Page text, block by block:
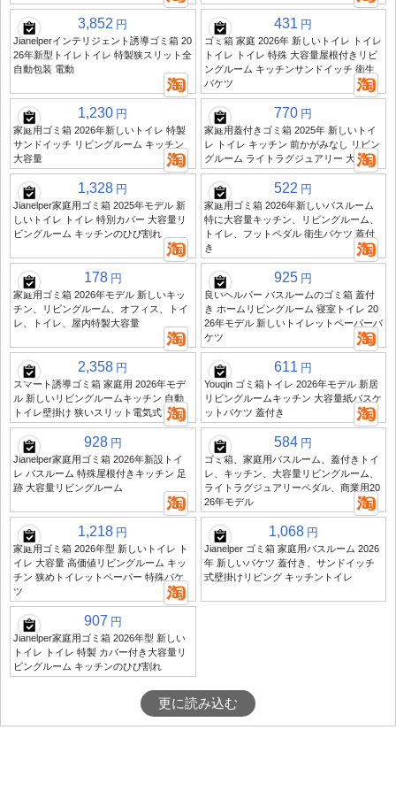
3,852 円
Jiahelperインテリジェント誘導ゴミ箱 20
26年新型トイレトイレ 特製狭スリット全
自動包装 電動
431 円
ゴミ箱 家庭 2026年 新しいトイレ トイレ
トイレ トイレ 特殊 大容量屋根付きリビ
ングルーム キッチンサンドイッチ 衛生
バケツ
1,230 円
家庭用ゴミ箱 2026年新しいトイレ 特製
サンドイッチ リビングルーム キッチン
大容量
770 円
家庭用蓋付きゴミ箱 2025年 新しいトイ
レ トイレ キッチン 前かがみなし リビン
グルーム ライトラグジュアリー 大容量
1,328 円
Jiahelper家庭用ゴミ箱 2025年モデル 新
しいトイレ トイレ 特別カバー 大容量リ
ビングルーム キッチンのひび割れ
522 円
家庭用ゴミ箱 2026年新しいバスルーム
特に大容量キッチン、リビングルーム、
トイレ、フットペダル 衛生バケツ 蓋付
き
178 円
家庭用ゴミ箱 2026年モデル 新しいキッ
チン、リビングルーム、オフィス、トイ
レ、トイレ、屋内特製大容量
925 円
良いヘルパー バスルームのゴミ箱 蓋付
き ホームリビングルーム 寝室トイレ 20
26年モデル 新しいトイレットペーパーバ
ケツ
2,358 円
スマート誘導ゴミ箱 家庭用 2026年モデ
ル 新しいリビングルームキッチン 自動
トイレ壁掛け 狭いスリット電気式
611 円
Youqin ゴミ箱トイレ 2026年モデル 新居
リビングルームキッチン 大容量紙バスケ
ットバケツ 蓋付き
928 円
Jiahelper家庭用ゴミ箱 2026年新設トイ
レ バスルーム 特殊屋根付きキッチン 足
跡 大容量リビングルーム
584 円
ゴミ箱、家庭用バスルーム、蓋付きトイ
レ、キッチン、大容量リビングルーム、
ライトラグジュアリーペダル、商業用20
26年モデル
1,218 円
家庭用ゴミ箱 2026年型 新しいトイレ ト
イレ 大容量 高価値リビングルーム キッ
チン 狭めトイレットペーパー 特殊バケ
ツ
1,068 円
Jiahelper ゴミ箱 家庭用バスルーム 2026
年 新しいバケツ 蓋付き、サンドイッチ
式壁掛けリビング キッチントイレ
907 円
Jiahelper家庭用ゴミ箱 2026年型 新しい
トイレ トイレ 特製 カバー付き大容量リ
ビングルーム キッチンのひび割れ
更に読み込む